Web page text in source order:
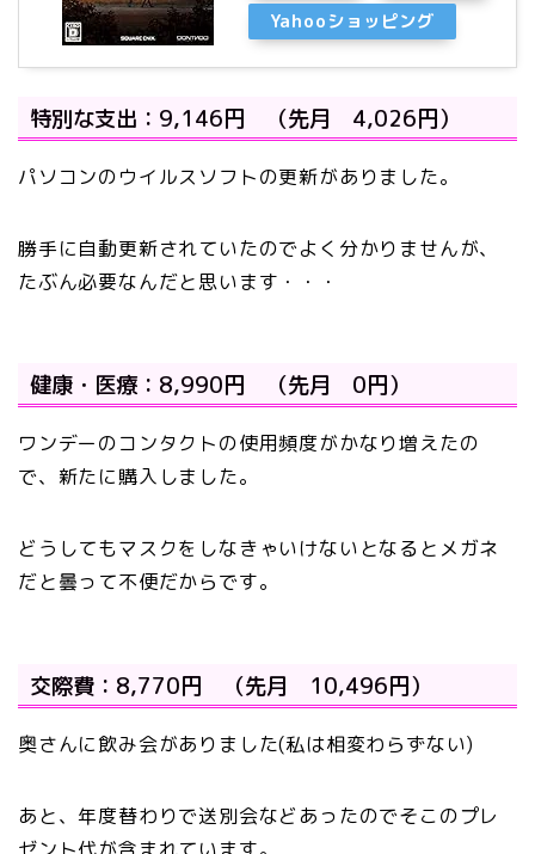
Yahooショッピング
特別な支出：9,146円 （先月 4,026円）
パソコンのウイルスソフトの更新がありました。
勝手に自動更新されていたのでよく分かりませんが、
たぶん必要なんだと思います・・・
健康・医療：8,990円 （先月 0円）
ワンデーのコンタクトの使用頻度がかなり増えたの
で、新たに購入しました。
どうしてもマスクをしなきゃいけないとなるとメガネ
だと曇って不便だからです。
交際費：8,770円 （先月 10,496円）
奥さんに飲み会がありました(私は相変わらずない)
あと、年度替わりで送別会などあったのでそこのプレ